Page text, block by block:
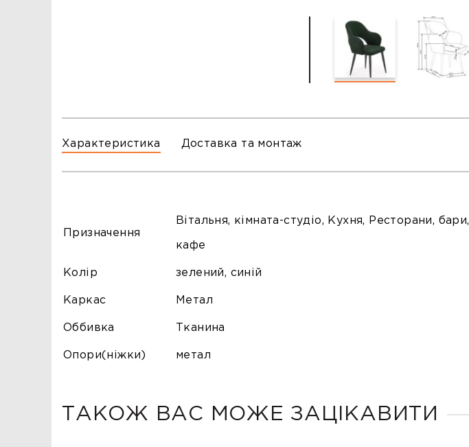
Характеристика Доставка та монтаж
Призначення
Вітальня, кімната-студіо, Кухня, Ресторани, бари,
кафе
Колір зелений, синій
Каркас Метал
Оббивка Тканина
Опори(ніжки) метал
ТАКОЖ ВАС МОЖЕ ЗАЦІКАВИТИ